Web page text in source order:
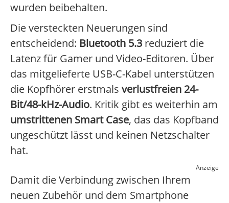
wurden beibehalten.
Die versteckten Neuerungen sind
entscheidend: Bluetooth 5.3 reduziert die
Latenz für Gamer und Video-Editoren. Über
das mitgelieferte USB-C-Kabel unterstützen
die Kopfhörer erstmals verlustfreien 24-
Bit/48-kHz-Audio. Kritik gibt es weiterhin am
umstrittenen Smart Case, das das Kopfband
ungeschützt lässt und keinen Netzschalter
hat.
Anzeige
Damit die Verbindung zwischen Ihrem
neuen Zubehör und dem Smartphone